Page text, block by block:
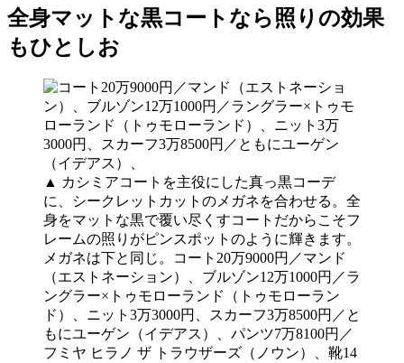
全身マットな黒コートなら照りの効果
もひとしお
▲ カシミアコートを主役にした真っ黒コーデ
に、シークレットカットのメガネを合わせる。全
身をマットな黒で覆い尽くすコートだからこそフ
レームの照りがピンスポットのように輝きます。
メガネは下と同じ。コート20万9000円／マンド
（エストネーション）、ブルゾン12万1000円／ラ
ングラー×トゥモローランド（トゥモローラン
ド）、ニット3万3000円、スカーフ3万8500円／と
もにユーゲン（イデアス）、パンツ7万8100円／
フミヤ ヒラノ ザ トラウザーズ（ノウン）、靴14